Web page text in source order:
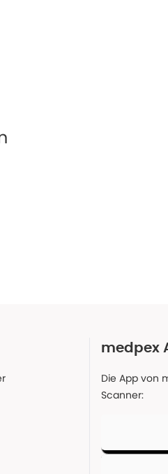
medpex
Die App von
Scanner: